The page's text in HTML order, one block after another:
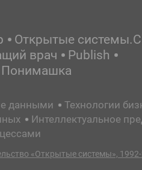
Открытые
врач
Publish
Понимашка
данными
Технологии
Интеллектуальное
«Открытые системы», 1992-